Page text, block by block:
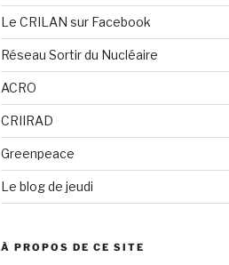
Le CRILAN sur Facebook
Réseau Sortir du Nucléaire
ACRO
CRIIRAD
Greenpeace
Le blog de jeudi
À PROPOS DE CE SITE